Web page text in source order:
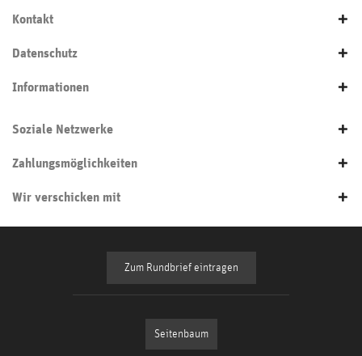
Kontakt
Datenschutz
Informationen
Soziale Netzwerke
Zahlungsmöglichkeiten
Wir verschicken mit
Zum Rundbrief eintragen
Seitenbaum